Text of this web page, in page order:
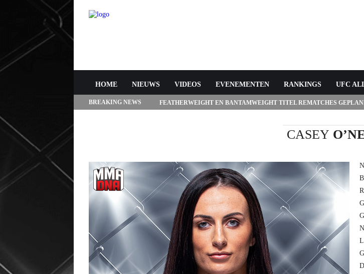
HOME NIEUWS VIDEOS EVENEMENTEN RANKINGS UFC
BREAKING NEWS
FEATHERWEIGHT EN BANTAMWEIGHT TITEL REMATCHES
CASEY